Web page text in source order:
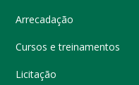
Arrecadação
Cursos e treinamentos
Licitação